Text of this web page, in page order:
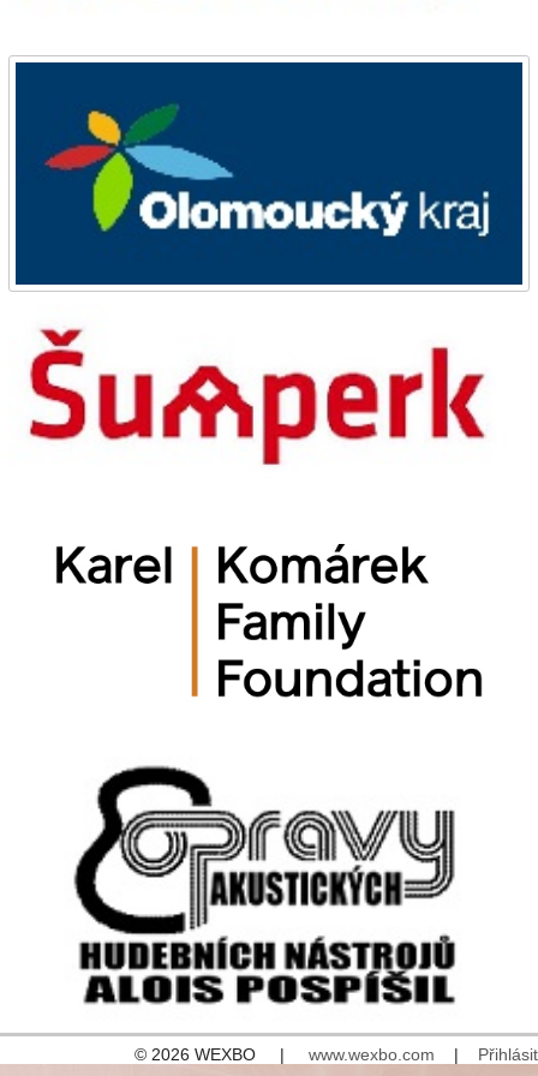
© 2026 WEXBO | www.wexbo.com | Přihlásit